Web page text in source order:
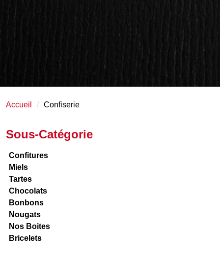
Accueil Confiserie
Sous-Catégorie
Confitures
Miels
Tartes
Chocolats
Bonbons
Nougats
Nos Boites
Bricelets